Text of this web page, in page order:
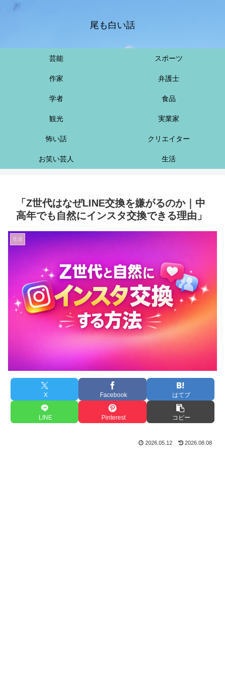
尾も白い話
芸能 スポーツ
作家 弁護士
学者 食品
観光 実業家
怖い話 クリエイター
お笑い芸人 生活
「Z世代はなぜLINE交換を嫌がるのか｜中
高年でも自然にインスタ交換できる理由」
生活
X Facebook はてブ
LINE Pinterest コピー
2026.05.12 2026.08.08